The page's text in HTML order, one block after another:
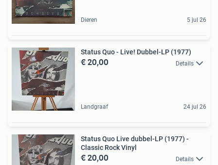
Dieren 5 jul 26
Status Quo - Live! Dubbel-LP (1977)
€ 20,00 Details
Landgraaf 24 jul 26
Status Quo Live dubbel-LP (1977) -
Classic Rock Vinyl
€ 20,00 Details